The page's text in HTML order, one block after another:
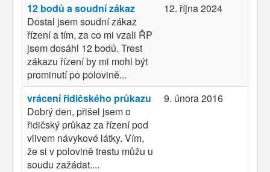
12 bodů a soudní zákaz
Dostal jsem soudní zákaz
řízení a tím, za co mi vzali ŘP
jsem dosáhl 12 bodů. Trest
zákazu řízení by mi mohl být
prominutí po polovině...
12. října 2024
vrácení řidičského průkazu
Dobrý den, přišel jsem o
řidičský průkaz za řízení pod
vlivem návykové látky. Vím,
že si v polovině trestu můžu u
soudu zažádat....
9. února 2016